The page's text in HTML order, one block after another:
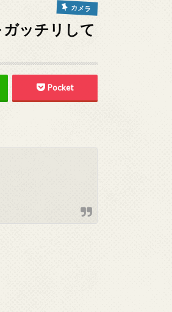
カメラ
ガッチリして
Pocket